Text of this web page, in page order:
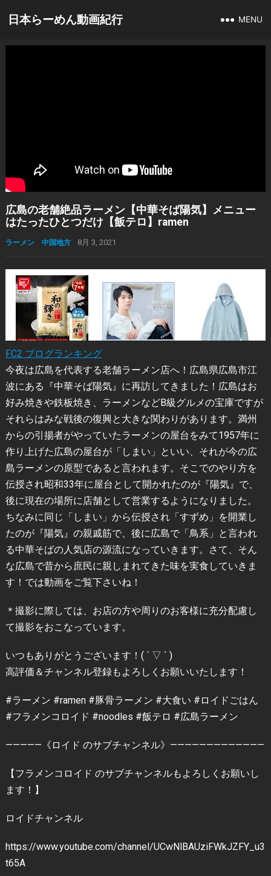
日本らーめん動画紀行 MENU
広島の老舗絶品ラーメン【中華そば陽気】メニュー
はたったひとつだけ【飯テロ】ramen
ラーメン 中国地方 8月 3, 2021
FC2 ブログランキング
今夜は広島を代表する老舗ラーメン店へ！広島県広島市江
波にある『中華そば陽気』に再訪してきました！広島はお
好み焼きや鉄板焼き、ラーメンなどB級グルメの宝庫ですが
それらはみな戦後の復興と大きな関わりがあります。満州
からの引揚者がやっていたラーメンの屋台をみて1957年に
作り上げた広島の屋台が「しまい」といい、それが今の広
島ラーメンの原型であると言われます。そこでのやり方を
伝授され昭和33年に屋台として開かれたのが『陽気』で、
後に現在の場所に店舗として営業するようになりました。
ちなみに同じ「しまい」から伝授され「すずめ」を開業し
たのが『陽気』の親戚筋で、後に広島で「鳥系」と言われ
る中華そばの人気店の源流になっていきます。さて、そん
な広島で昔から庶民に親しまれてきた味を実食していきま
す！では動画をご覧下さいね！
＊撮影に際しては、お店の方や周りのお客様に充分配慮し
て撮影をおこなっています。
いつもありがとうございます！( ´ ▽ ` )
高評価＆チャンネル登録もよろしくお願いいたします！
#ラーメン #ramen #豚骨ラーメン #大食い #ロイドごはん
#フラメンコロイド #noodles #飯テロ #広島ラーメン
—————《ロイド のサブチャンネル》—————————————
【フラメンコロイド のサブチャンネルもよろしくお願いし
ます！】
ロイドチャンネル
https://www.youtube.com/channel/UCwNlBAUziFWkJZFY_u3
t65A